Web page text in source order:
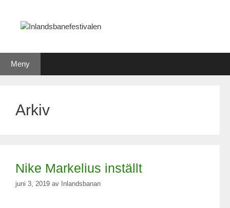
innehåll
Meny
Arkiv
Nike Markelius inställt
juni 3, 2019 av Inlandsbanan